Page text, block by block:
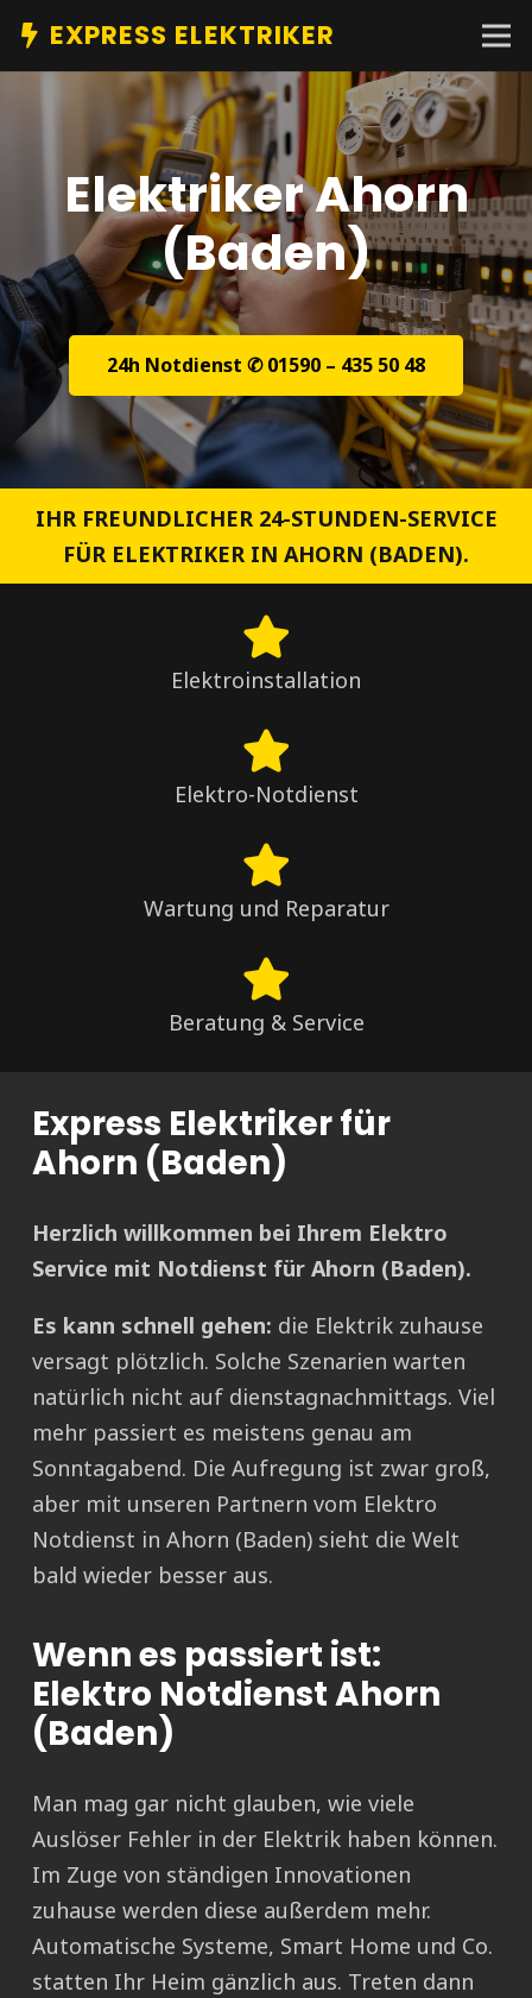
EXPRESS ELEKTRIKER
Elektriker Ahorn
(Baden)
24h Notdienst ✆ 01590 – 435 50 48
IHR FREUNDLICHER 24-STUNDEN-SERVICE
FÜR ELEKTRIKER IN AHORN (BADEN).
Elektroinstallation
Elektro-Notdienst
Wartung und Reparatur
Beratung & Service
Express Elektriker für
Ahorn (Baden)
Herzlich willkommen bei Ihrem Elektro
Service mit Notdienst für Ahorn (Baden).
Es kann schnell gehen: die Elektrik zuhause
versagt plötzlich. Solche Szenarien warten
natürlich nicht auf dienstagnachmittags. Viel
mehr passiert es meistens genau am
Sonntagabend. Die Aufregung ist zwar groß,
aber mit unseren Partnern vom Elektro
Notdienst in Ahorn (Baden) sieht die Welt
bald wieder besser aus.
Wenn es passiert ist:
Elektro Notdienst Ahorn
(Baden)
Man mag gar nicht glauben, wie viele
Auslöser Fehler in der Elektrik haben können.
Im Zuge von ständigen Innovationen
zuhause werden diese außerdem mehr.
Automatische Systeme, Smart Home und Co.
statten Ihr Heim gänzlich aus. Treten dann